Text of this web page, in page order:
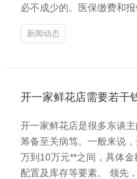
必不成少的。医保缴费和
新闻动态
开一家鲜花店需要若干
开一家鲜花店是很多东谈
筹备至关病笃。一般来说
万到10万元**之间，具体金
配置及库存等要素。 领先